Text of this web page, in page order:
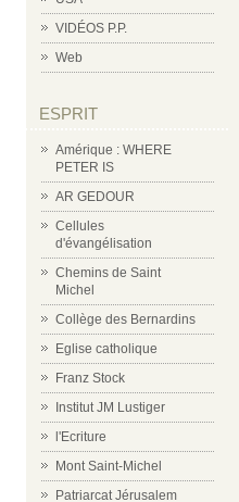
VIDÉOS P.P.
Web
ESPRIT
Amérique : WHERE
PETER IS
AR GEDOUR
Cellules
d'évangélisation
Chemins de Saint
Michel
Collège des Bernardins
Eglise catholique
Franz Stock
Institut JM Lustiger
l'Ecriture
Mont Saint-Michel
Patriarcat Jérusalem